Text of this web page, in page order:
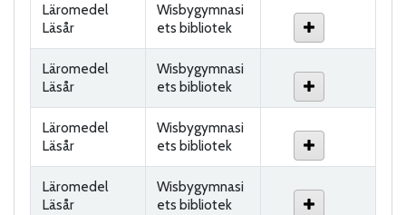
Läromedel
Läsår
Wisbygymnasi
ets bibliotek
Läromedel
Läsår
Wisbygymnasi
ets bibliotek
Läromedel
Läsår
Wisbygymnasi
ets bibliotek
Läromedel
Läsår
Wisbygymnasi
ets bibliotek